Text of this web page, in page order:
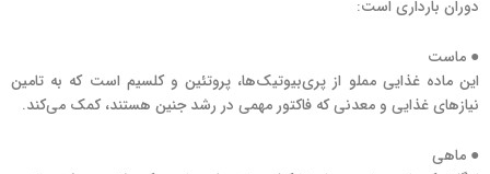
دوران بارداری است:
● ماست
این ماده غذایی مملو از پری‌بیوتیک‌ها، پروتئین و کلسیم است که به تامین
نیازهای غذایی و معدنی که فاکتور مهمی در رشد جنین هستند، کمک می‌کند.
● ماهی